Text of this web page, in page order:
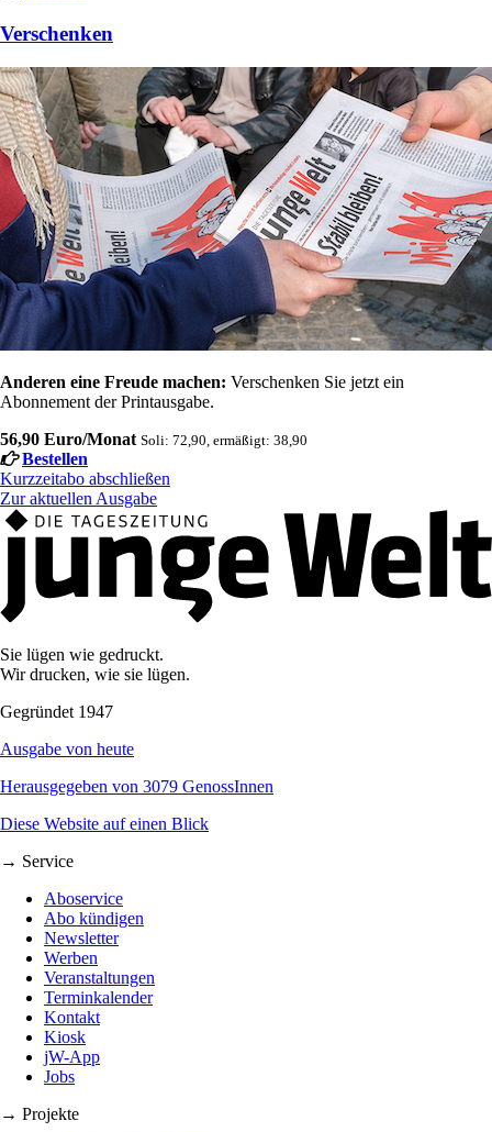
Verschenken
Anderen eine Freude machen: Verschenken Sie jetzt ein
Abonnement der Printausgabe.
56,90 Euro/Monat Soli: 72,90, ermäßigt: 38,90
Bestellen
Kurzzeitabo abschließen
Zur aktuellen Ausgabe
Sie lügen wie gedruckt.
Wir drucken, wie sie lügen.
Gegründet 1947
Ausgabe von heute
Herausgegeben von 3079 GenossInnen
Diese Website auf einen Blick
→ Service
Aboservice
Abo kündigen
Newsletter
Werben
Veranstaltungen
Terminkalender
Kontakt
Kiosk
jW-App
Jobs
→ Projekte